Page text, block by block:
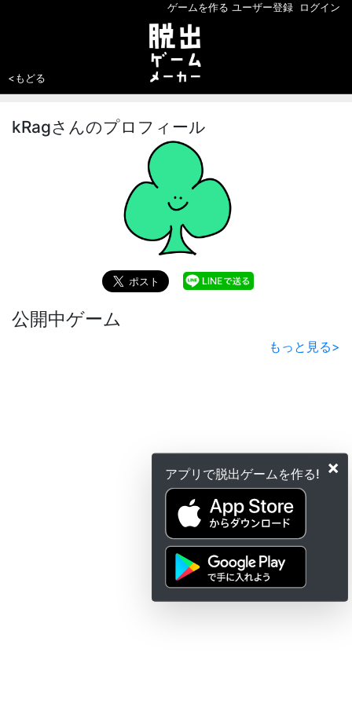
×
アプリで脱出ゲームを作る!
ゲームを作る ユーザー登録 ログイン
<もどる
kRagさんのプロフィール
公開中ゲーム
もっと見る>